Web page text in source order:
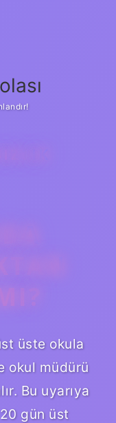
üste okula
okul müdürü
Bu uyarıya
gün üst